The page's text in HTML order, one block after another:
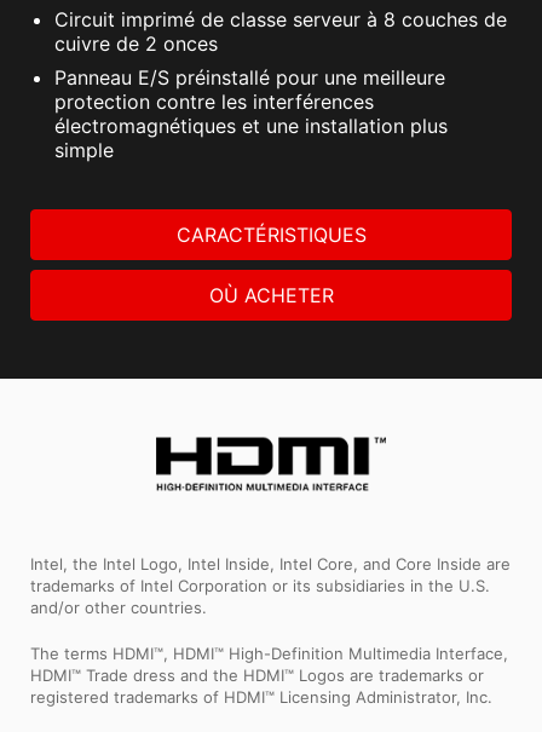
Circuit imprimé de classe serveur à 8 couches de
cuivre de 2 onces
Panneau E/S préinstallé pour une meilleure
protection contre les interférences
électromagnétiques et une installation plus
simple
CARACTÉRISTIQUES
OÙ ACHETER
Intel, the Intel Logo, Intel Inside, Intel Core, and Core Inside are
trademarks of Intel Corporation or its subsidiaries in the U.S.
and/or other countries.
The terms HDMI™, HDMI™ High-Definition Multimedia Interface,
HDMI™ Trade dress and the HDMI™ Logos are trademarks or
registered trademarks of HDMI™ Licensing Administrator, Inc.